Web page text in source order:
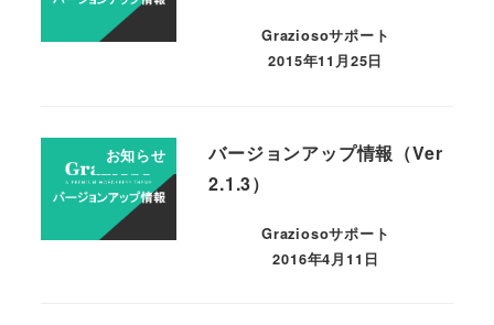
Graziosoサポート
2015年11月25日
お知らせ
バージョンアップ情報（Ver
2.1.3）
Graziosoサポート
2016年4月11日